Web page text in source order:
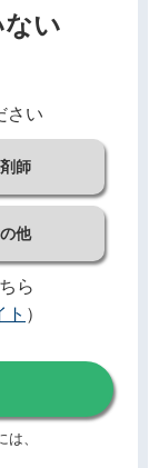
い
さい
師
他
ら
ト ）
、